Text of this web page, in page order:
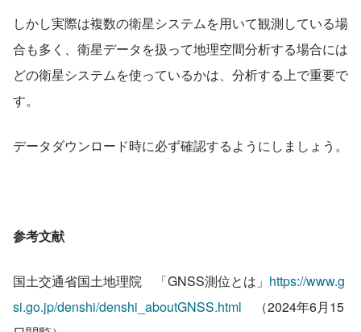
しかし実際は複数の衛星システムを用いて観測している場
合も多く、衛星データを扱って地理空間分析する場合には
どの衛星システムを使っているかは、分析する上で重要で
す。
データダウンロード時に必ず確認するようにしましょう。
参考文献
国土交通省国土地理院　「GNSS測位とは」 https://www.g
si.go.jp/denshi/denshi_aboutGNSS.html （2024年6月15